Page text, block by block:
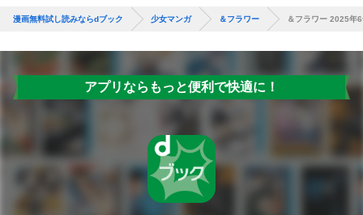
漫画無料試し読みならdブック 少女マンガ ＆フラワー ＆フラワー 2025年
アプリならもっと便利で快適に！